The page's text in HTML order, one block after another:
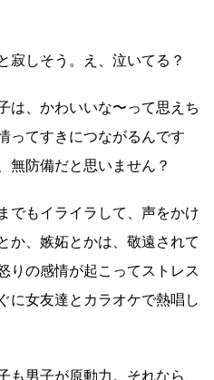
寂しそう。え、泣いてる？
は、かわいいな〜って思えち
ってすきにつながるんです
無防備だと思いません？
でもイライラして、声をかけ
か、嫉妬とかは、敬遠されて
りの感情が起こってストレス
に女友達とカラオケで熱唱し
男子が原動力。それなら、